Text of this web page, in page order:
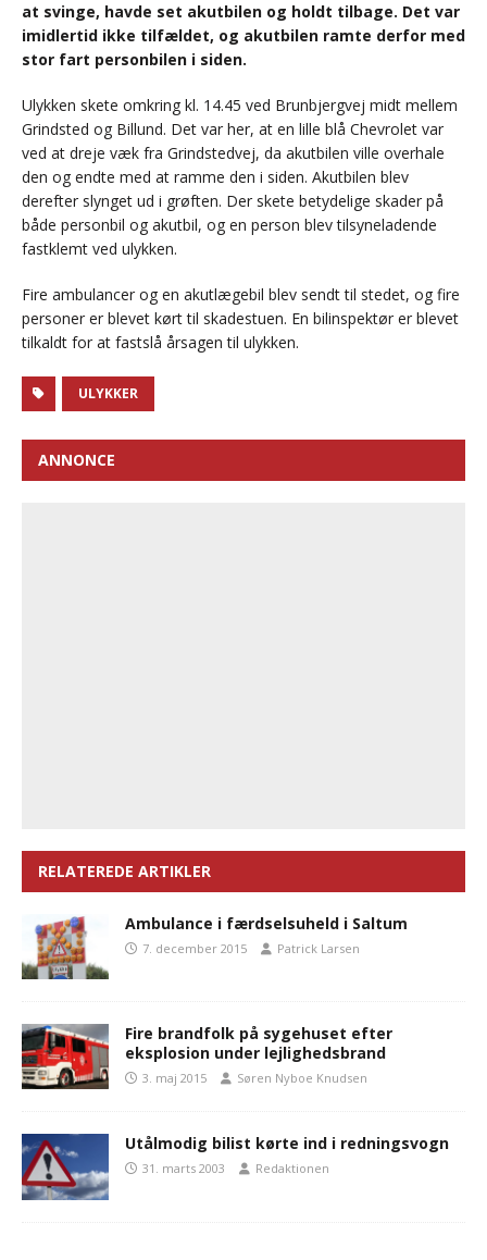
at svinge, havde set akutbilen og holdt tilbage. Det var
imidlertid ikke tilfældet, og akutbilen ramte derfor med
stor fart personbilen i siden.
Ulykken skete omkring kl. 14.45 ved Brunbjergvej midt mellem
Grindsted og Billund. Det var her, at en lille blå Chevrolet var
ved at dreje væk fra Grindstedvej, da akutbilen ville overhale
den og endte med at ramme den i siden. Akutbilen blev
derefter slynget ud i grøften. Der skete betydelige skader på
både personbil og akutbil, og en person blev tilsyneladende
fastklemt ved ulykken.
Fire ambulancer og en akutlægebil blev sendt til stedet, og fire
personer er blevet kørt til skadestuen. En bilinspektør er blevet
tilkaldt for at fastslå årsagen til ulykken.
ULYKKER
ANNONCE
RELATEREDE ARTIKLER
Ambulance i færdselsuheld i Saltum
7. december 2015 Patrick Larsen
Fire brandfolk på sygehuset efter
eksplosion under lejlighedsbrand
3. maj 2015 Søren Nyboe Knudsen
Utålmodig bilist kørte ind i redningsvogn
31. marts 2003 Redaktionen